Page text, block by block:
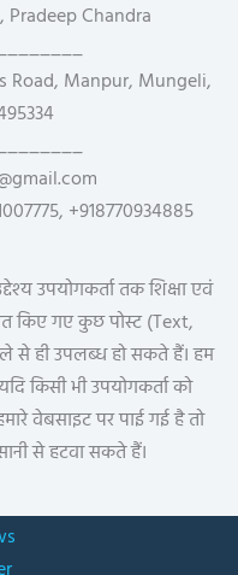
Chandra
Road, Manpur, Mungeli,
+918770934885
उपयोगकर्ता तक शिक्षा एवं
किए गए कुछ पोस्ट (Text,
से ही उपलब्ध हो सकते हैं। हम
किसी भी उपयोगकर्ता को
वेबसाइट पर पाई गई है तो
से हटवा सकते हैं।